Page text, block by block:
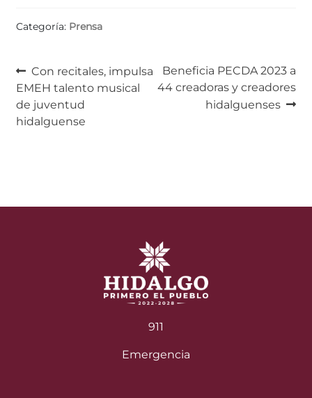
Categoría: Prensa
Navegación
de
entradas
Anterior:
Con recitales, impulsa
EMEH talento musical
de juventud
hidalguense
Siguiente:
Beneficia PECDA 2023 a
44 creadoras y creadores
hidalguenses
911
Emergencia